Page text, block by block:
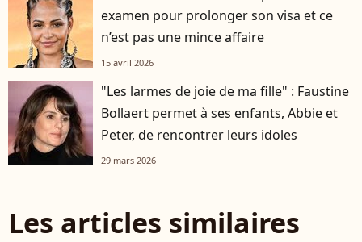
examen pour prolonger son visa et ce
n’est pas une mince affaire
15 avril 2026
"Les larmes de joie de ma fille" : Faustine
Bollaert permet à ses enfants, Abbie et
Peter, de rencontrer leurs idoles
29 mars 2026
Les articles similaires